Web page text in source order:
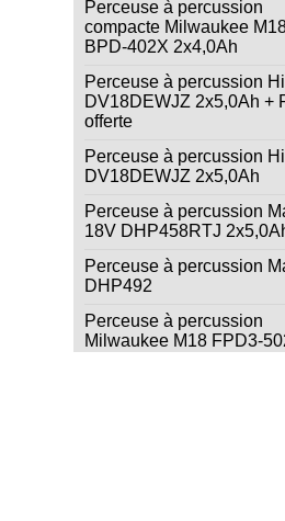
Perceuse à percussion
compacte Milwaukee
BPD-402X 2x4,0Ah
Perceuse à percussion
DV18DEWJZ 2x5,0Ah +
offerte
Perceuse à percussion
DV18DEWJZ 2x5,0Ah
Perceuse à percussion
18V DHP458RTJ
Perceuse à percussion
DHP492
Perceuse à percussion
Milwaukee M18 FPD3-